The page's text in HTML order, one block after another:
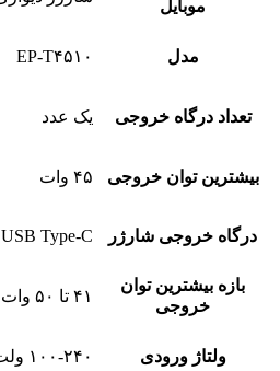
موبایل
مدل EP-T۴۵۱۰
تعداد درگاه خروجی یک عدد
بیشترین توان خروجی ۴۵ وات
درگاه خروجی شارژر USB Type-C
بازه بیشترین توان
خروجی
۴۱ تا ۵۰ وات
ولتاژ ورودی ۱۰۰-۲۴۰ ولت